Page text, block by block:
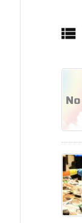
